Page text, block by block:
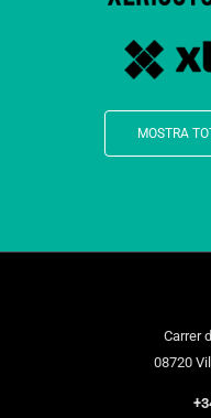
MOSTRA
Carrer
08720